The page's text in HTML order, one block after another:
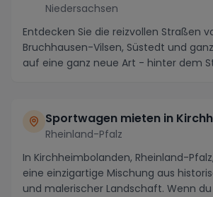
Niedersachsen
Entdecken Sie die reizvollen Straßen
Bruchhausen-Vilsen, Süstedt und
auf eine ganz neue Art - hinter dem
Sportwagen mieten in
Rheinland-Pfalz
In Kirchheimbolanden, Rheinland-
eine einzigartige Mischung aus
und malerischer Landschaft. Wenn du